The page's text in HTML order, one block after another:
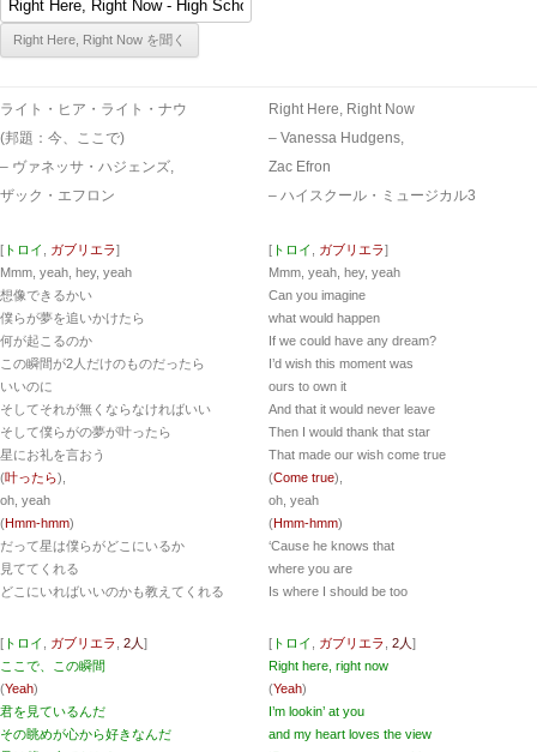
ライト・ヒア・ライト・ナウ
(邦題：今、ここで)
– ヴァネッサ・ハジェンズ,
ザック・エフロン
[ トロイ ガブリエラ]
Mmm, yeah, hey, yeah
想像できるかい
僕らが夢を追いかけたら
何が起こるのか
この瞬間が2人だけのものだったら
いいのに
そしてそれが無くならなければいい
そして僕らがの夢が叶ったら
星にお礼を言おう
(叶ったら),
oh, yeah
(Hmm-hmm)
だって星は僕らがどこにいるか
見ててくれる
どこにいればいいのかも教えてくれる
[ トロイ ガブリエラ 2人 ]
ここで、この瞬間
(Yeah)
君を見ているんだ
その眺めが心から好きなんだ
Right Here, Right Now
– Vanessa Hudgens,
Zac Efron
– ハイスクール・ミュージカル3
[ トロイ ガブリエラ]
Mmm, yeah, hey, yeah
Can you imagine
what would happen
If we could have any dream?
I’d wish this moment was
ours to own it
And that it would never leave
Then I would thank that star
That made our wish come true
(Come true),
oh, yeah
(Hmm-hmm)
‘Cause he knows that
where you are
Is where I should be too
[ トロイ ガブリエラ 2人 ]
Right here, right now
(Yeah)
I’m lookin’ at you
and my heart loves the view